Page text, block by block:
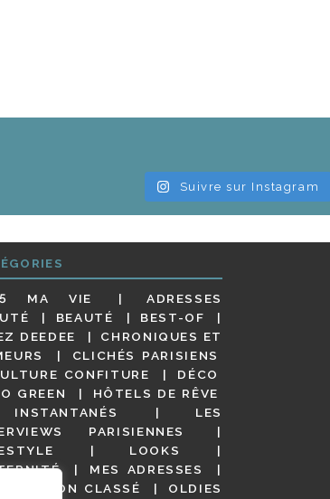
Suivre sur Instagram
MA VIE
ADRESSES
BEAUTÉ
BEST-OF
DEEDEE
CHRONIQUES ET
CLICHÉS PARISIENS
CONFITURE
DÉCO
GREEN
HÔTELS DE RÊVE
INSTANTANÉS
LES
PARISIENNES
LOOKS
MES ADRESSES
NON CLASSÉ OLDIES